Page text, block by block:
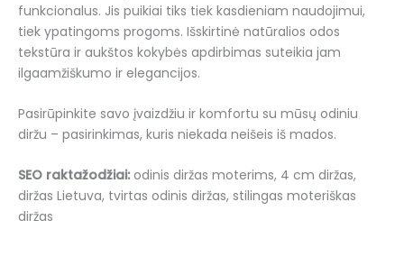
funkcionalus. Jis puikiai tiks tiek kasdieniam naudojimui,
tiek ypatingoms progoms. Išskirtinė natūralios odos
tekstūra ir aukštos kokybės apdirbimas suteikia jam
ilgaamžiškumo ir elegancijos.
Pasirūpinkite savo įvaizdžiu ir komfortu su mūsų odiniu
diržu – pasirinkimas, kuris niekada neišeis iš mados.
SEO raktažodžiai: odinis diržas moterims, 4 cm diržas,
diržas Lietuva, tvirtas odinis diržas, stilingas moteriškas
diržas